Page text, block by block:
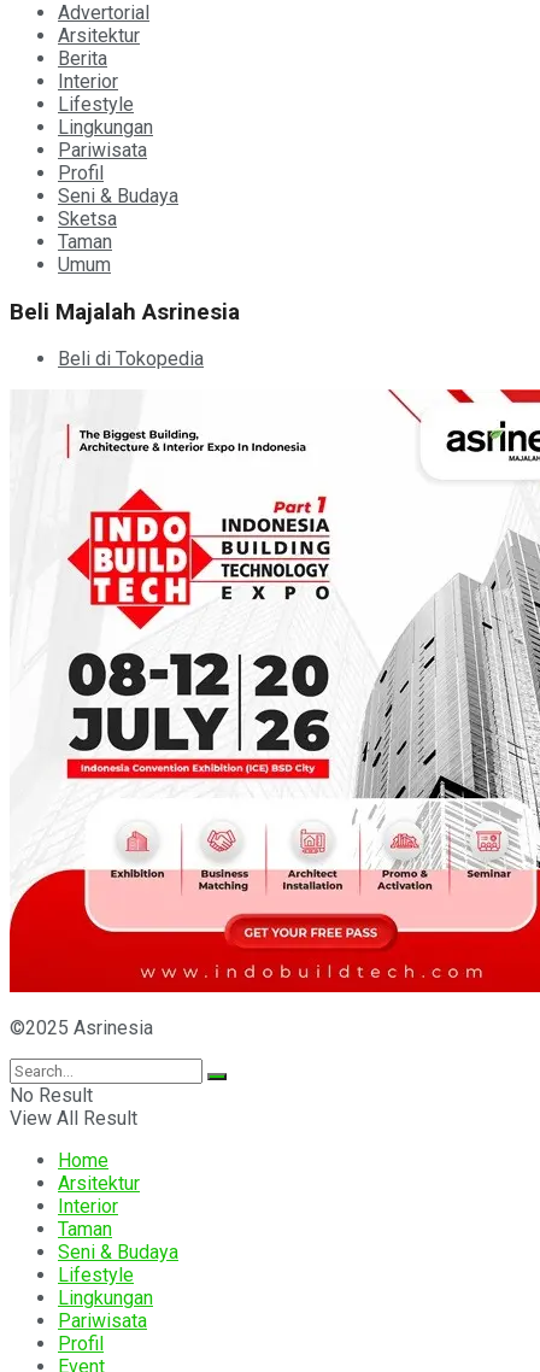
Advertorial
Arsitektur
Berita
Interior
Lifestyle
Lingkungan
Pariwisata
Profil
Seni & Budaya
Sketsa
Taman
Umum
Beli Majalah Asrinesia
Beli di Tokopedia
©2025 Asrinesia
No Result
View All Result
Home
Arsitektur
Interior
Taman
Seni & Budaya
Lifestyle
Lingkungan
Pariwisata
Profil
Event